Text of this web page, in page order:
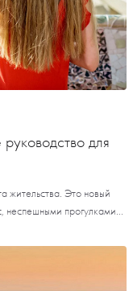
для
жительства. Это новый
неспешными прогулками...